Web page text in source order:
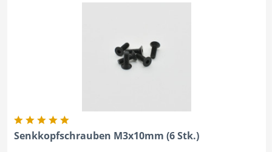
Senkkopfschrauben M3x10mm (6 Stk.)